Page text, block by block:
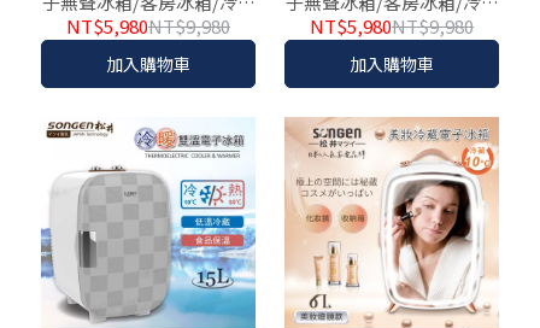
冰箱 SG-42AS(G) 綠
NT$5,980NT$9,980
加入購物車
冰箱 SG-42AS(W) 白
NT$5,980NT$9,980
加入購物車